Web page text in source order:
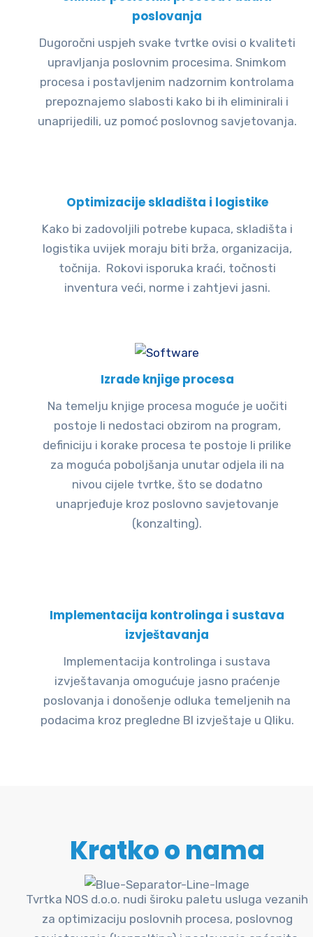
poslovanja
Dugoročni uspjeh svake tvrtke ovisi o kvaliteti
upravljanja poslovnim procesima. Snimkom
procesa i postavljenim nadzornim kontrolama
prepoznajemo slabosti kako bi ih eliminirali i
unaprijedili, uz pomoć poslovnog savjetovanja.
Optimizacije skladišta i logistike
Kako bi zadovoljili potrebe kupaca, skladišta i
logistika uvijek moraju biti brža, organizacija,
točnija. Rokovi isporuka kraći, točnosti
inventura veći, norme i zahtjevi jasni.
Izrade knjige procesa
Na temelju knjige procesa moguće je uočiti
postoje li nedostaci obzirom na program,
definiciju i korake procesa te postoje li prilike
za moguća poboljšanja unutar odjela ili na
nivou cijele tvrtke, što se dodatno
unaprjeđuje kroz poslovno savjetovanje
(konzalting).
Implementacija kontrolinga i sustava
izvještavanja
Implementacija kontrolinga i sustava
izvještavanja omogućuje jasno praćenje
poslovanja i donošenje odluka temeljenih na
podacima kroz pregledne BI izvještaje u Qliku.
Kratko o nama
Tvrtka NOS d.o.o. nudi široku paletu usluga vezanih
za optimizaciju poslovnih procesa, poslovnog